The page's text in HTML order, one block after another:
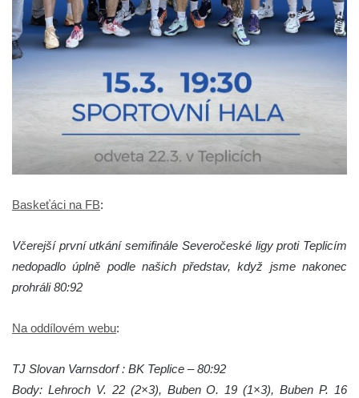
Baskeťáci na FB:
Včerejší první utkání semifinále Severočeské ligy proti Teplicím
nedopadlo úplně podle našich představ, když jsme nakonec
prohráli 80:92
Na oddílovém webu:
TJ Slovan Varnsdorf : BK Teplice – 80:92
Body: Lehroch V. 22 (2×3), Buben O. 19 (1×3), Buben P. 16